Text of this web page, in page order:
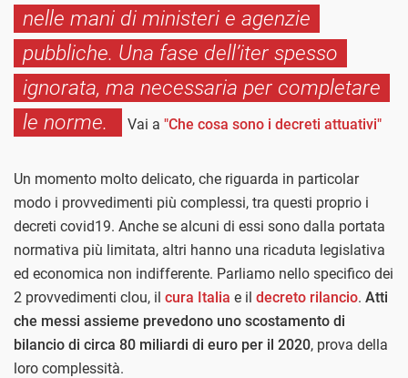
nelle mani di ministeri e agenzie
pubbliche. Una fase dell’iter spesso
ignorata, ma necessaria per completare
le norme.
Vai a "Che cosa sono i decreti attuativi"
Un momento molto delicato, che riguarda in particolar
modo i provvedimenti più complessi, tra questi proprio i
decreti covid19. Anche se alcuni di essi sono dalla portata
normativa più limitata, altri hanno una ricaduta legislativa
ed economica non indifferente. Parliamo nello specifico dei
2 provvedimenti clou, il cura Italia e il decreto rilancio. Atti
che messi assieme prevedono uno scostamento di
bilancio di circa 80 miliardi di euro per il 2020, prova della
loro complessità.